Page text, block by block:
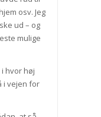
osv. Jeg
ud – og
mulige
hvor høj
i vejen for